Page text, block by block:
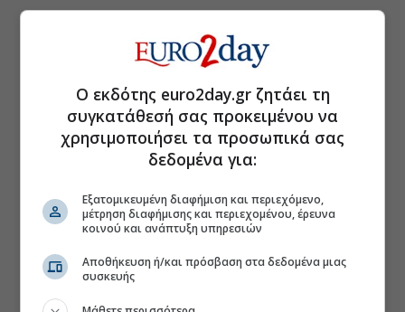
Ο εκδότης euro2day.gr ζητάει τη
συγκατάθεσή σας προκειμένου να
χρησιμοποιήσει τα προσωπικά σας
δεδομένα για:
Εξατομικευμένη διαφήμιση και περιεχόμενο,
μέτρηση διαφήμισης και περιεχομένου, έρευνα
κοινού και ανάπτυξη υπηρεσιών
Αποθήκευση ή/και πρόσβαση στα δεδομένα μιας
συσκευής